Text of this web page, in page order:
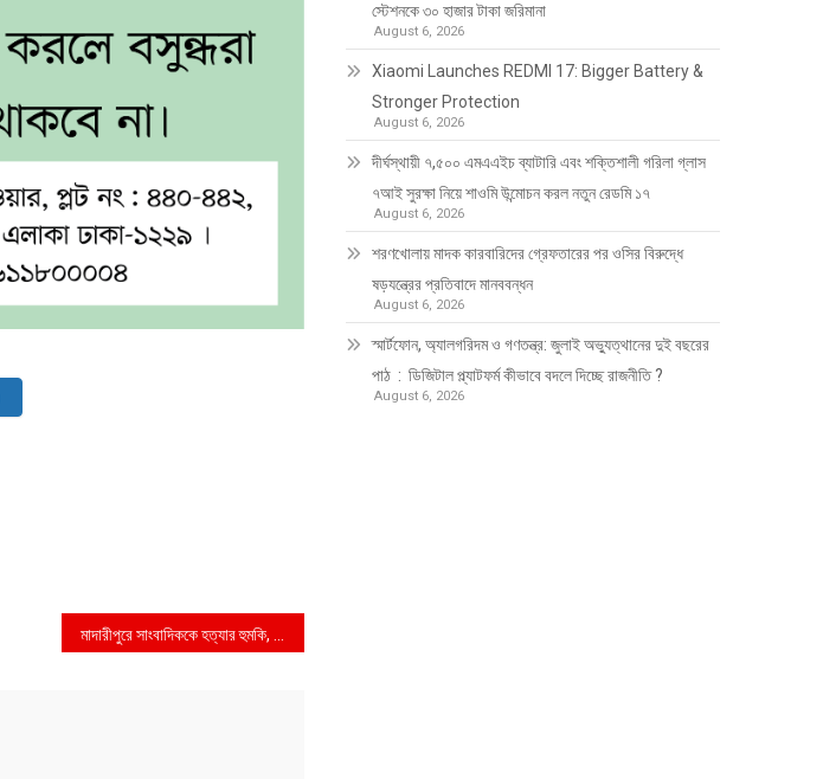
মাদারীপুরে সাংবাদিককে হত্যার হুমকি, থানায় জিডি : বিএমএসএস’র নিন্দা ও প্রতিবাদ
স্টেশনকে ৩০ হাজার টাকা জরিমানা
August 6, 2026
Xiaomi Launches REDMI 17: Bigger Battery &
Stronger Protection
August 6, 2026
দীর্ঘস্থায়ী ৭,৫০০ এমএএইচ ব্যাটারি এবং শক্তিশালী গরিলা গ্লাস
৭আই সুরক্ষা নিয়ে শাওমি উন্মোচন করল নতুন রেডমি ১৭
August 6, 2026
শরণখোলায় মাদক কারবারিদের গ্রেফতারের পর ওসির বিরুদ্ধে
ষড়যন্ত্রের প্রতিবাদে মানববন্ধন
August 6, 2026
স্মার্টফোন, অ্যালগরিদম ও গণতন্ত্র: জুলাই অভ্যুত্থানের দুই বছরের
পাঠ : ডিজিটাল প্ল্যাটফর্ম কীভাবে বদলে দিচ্ছে রাজনীতি ?
August 6, 2026